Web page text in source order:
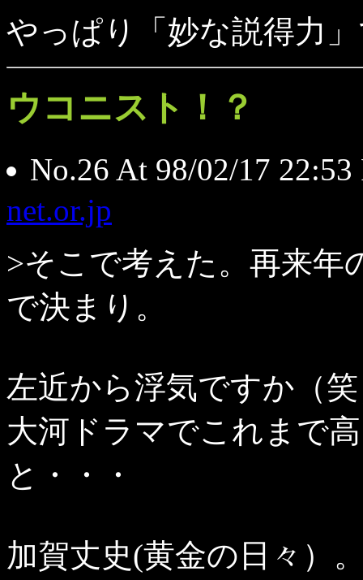
やっぱり「妙な説得力
ウコニスト！？
No.26 At 98/02/17
net.or.jp
>そこで考えた。再来年
で決まり。
左近から浮気ですか（
大河ドラマでこれまで
と・・・
加賀丈史(黄金の日々）